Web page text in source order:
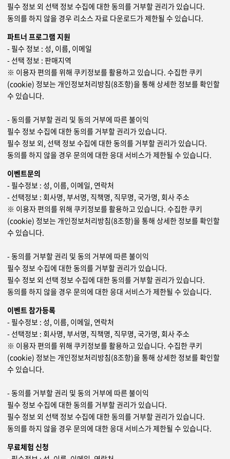
필수 정보 외 선택 정보 수집에 대한 동의를 거부할 권리가 있습니다.
동의를 하지 않을 경우 리소스 자료 다운로드가 제한될 수 있습니다.
파트너 프로그램 지원
- 필수 정보 : 성, 이름, 이메일
- 선택 정보 : 판매지역
※ 이용자 편의를 위해 쿠키정보를 활용하고 있습니다. 수집한 쿠키
(cookie) 정보는 개인정보처리방침(8조항)을 통해 상세한 정보를 확인할
수 있습니다.
- 동의를 거부할 권리 및 동의 거부에 따른 불이익
필수 정보 수집에 대한 동의를 거부할 권리가 있습니다.
필수 정보 외, 선택 정보 수집에 대한 동의를 거부할 권리가 있습니다.
동의를 하지 않을 경우 문의에 대한 응대 서비스가 제한될 수 있습니다.
이벤트문의
- 필수정보 : 성, 이름, 이메일, 연락처
- 선택정보 : 회사명, 부서명, 직책명, 직무명, 국가명, 회사 주소
※ 이용자 편의를 위해 쿠키정보를 활용하고 있습니다. 수집한 쿠키
(cookie) 정보는 개인정보처리방침(8조항)을 통해 상세한 정보를 확인할
수 있습니다.
- 동의를 거부할 권리 및 동의 거부에 따른 불이익
필수 정보 수집에 대한 동의를 거부할 권리가 있습니다.
필수 정보 외 선택 정보 수집에 대한 동의를 거부할 권리가 있습니다.
동의를 하지 않을 경우 문의에 대한 응대 서비스가 제한될 수 있습니다.
이벤트 참가등록
- 필수정보 : 성, 이름, 이메일, 연락처
- 선택정보 : 회사명, 부서명, 직책명, 직무명, 국가명, 회사 주소
※ 이용자 편의를 위해 쿠키정보를 활용하고 있습니다. 수집한 쿠키
(cookie) 정보는 개인정보처리방침(8조항)을 통해 상세한 정보를 확인할
수 있습니다.
- 동의를 거부할 권리 및 동의 거부에 따른 불이익
필수 정보 수집에 대한 동의를 거부할 권리가 있습니다.
필수 정보 외 선택 정보 수집에 대한 동의를 거부할 권리가 있습니다.
동의를 하지 않을 경우 문의에 대한 응대 서비스가 제한될 수 있습니다.
무료체험 신청